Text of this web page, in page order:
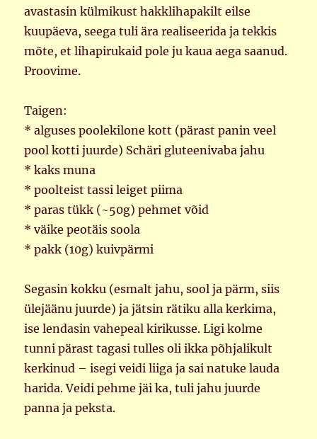
avastasin külmikust hakklihapakilt eilse
kuupäeva, seega tuli ära realiseerida ja tekkis
mõte, et lihapirukaid pole ju kaua aega saanud.
Proovime.
Taigen:
* alguses poolekilone kott (pärast panin veel
pool kotti juurde) Schäri gluteenivaba jahu
* kaks muna
* poolteist tassi leiget piima
* paras tükk (~50g) pehmet võid
* väike peotäis soola
* pakk (10g) kuivpärmi
Segasin kokku (esmalt jahu, sool ja pärm, siis
ülejäänu juurde) ja jätsin rätiku alla kerkima,
ise lendasin vahepeal kirikusse. Ligi kolme
tunni pärast tagasi tulles oli ikka põhjalikult
kerkinud – isegi veidi liiga ja sai natuke lauda
harida. Veidi pehme jäi ka, tuli jahu juurde
panna ja peksta.